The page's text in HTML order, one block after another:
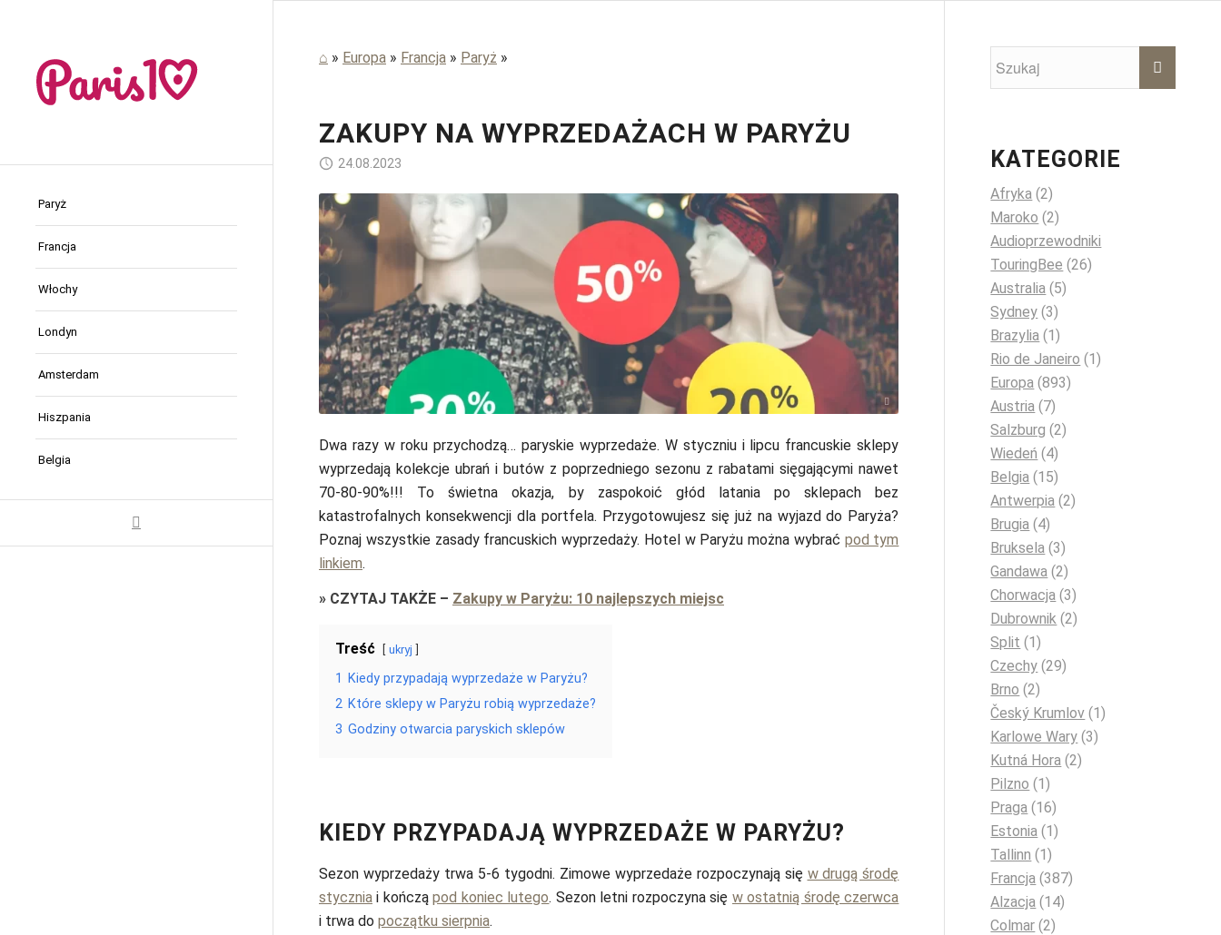
Paryż
Francja
Włochy
Londyn
Amsterdam
Hiszpania
Belgia
⌂ » Europa » Francja » Paryż »
ZAKUPY NA WYPRZEDAŻACH W PARYŻU
24.08.2023
Artem Beliaikin on Unsplash
Dwa razy w roku przychodzą… paryskie wyprzedaże. W styczniu i lipcu francuskie sklepy
wyprzedają kolekcje ubrań i butów z poprzedniego sezonu z rabatami sięgającymi nawet
70-80-90%!!! To świetna okazja, by zaspokoić głód latania po sklepach bez
katastrofalnych konsekwencji dla portfela. Przygotowujesz się już na wyjazd do Paryża?
Poznaj wszystkie zasady francuskich wyprzedaży. Hotel w Paryżu można wybrać pod tym
linkiem.
» CZYTAJ TAKŻE – Zakupy w Paryżu: 10 najlepszych miejsc
Treść ukryj
1
Kiedy przypadają wyprzedaże w Paryżu?
2 Które sklepy w Paryżu robią wyprzedaże?
3 Godziny otwarcia paryskich sklepów
KIEDY PRZYPADAJĄ WYPRZEDAŻE W PARYŻU?
Sezon wyprzedaży trwa 5-6 tygodni. Zimowe wyprzedaże rozpoczynają się w drugą środę
stycznia i kończąpod koniec lutego. Sezon letni rozpoczyna się w ostatnią środę czerwca
i trwa do początku sierpnia.
KATEGORIE
Afryka (2)
Maroko (2)
Audioprzewodniki
TouringBee (26)
Australia (5)
Sydney (3)
Brazylia (1)
Rio de Janeiro (1)
Europa (893)
Austria (7)
Salzburg (2)
Wiedeń (4)
Belgia (15)
Antwerpia (2)
Brugia (4)
Bruksela (3)
Gandawa (2)
Chorwacja (3)
Dubrownik (2)
Split (1)
Czechy (29)
Brno (2)
Český Krumlov (1)
Karlowe Wary (3)
Kutná Hora (2)
Pilzno (1)
Praga (16)
Estonia (1)
Tallinn (1)
Francja (387)
Alzacja (14)
Colmar (2)